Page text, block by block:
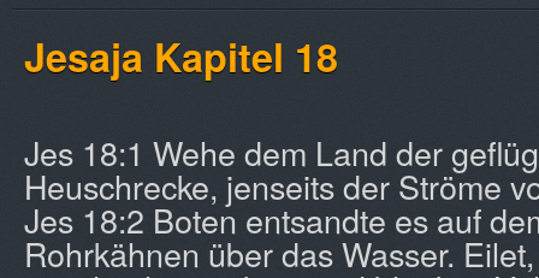
Jesaja Kapitel 18
Jes 18:1 Wehe dem Land der
Heuschrecke, jenseits der Ströme
Jes 18:2 Boten entsandte es auf
Rohrkähnen über das Wasser.